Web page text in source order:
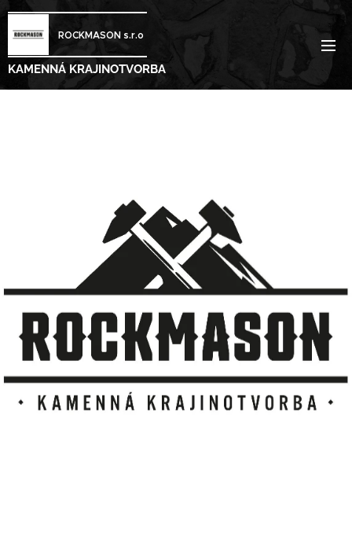
ROCKMASON s.r.o
KAMENNÁ KRAJINOTVORBA